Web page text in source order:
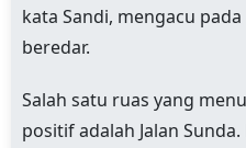
kata Sandi, mengacu
beredar.
Salah satu ruas yang
positif adalah Jalan